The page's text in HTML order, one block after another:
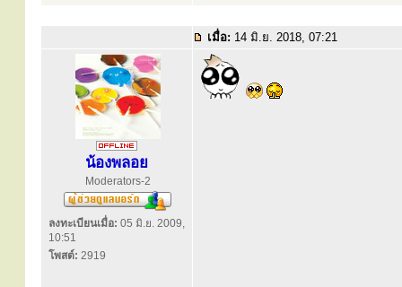
เมื่อ: 14 มิ.ย. 2018, 07:21
น้องพลอย
Moderators-2
ลงทะเบียนเมื่อ: 05 มิ.ย. 2009,
10:51
โพสต์: 2919